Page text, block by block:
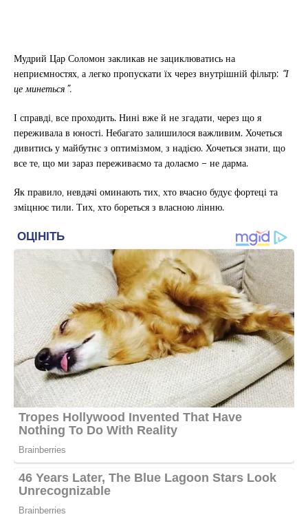
Мудрий Цар Соломон закликав не зациклюватись на
неприємностях, а легко пропускати їх через внутрішній фільтр: “І
це минеться”.
І справді, все проходить. Нині вже й не згадати, через що я
переживала в юності. Небагато залишилося важливим. Хочеться
дивитись у майбутнє з оптимізмом, з надією. Хочеться знати, що
все те, що ми зараз переживаємо та долаємо – не дарма.
Як правило, невдачі оминають тих, хто вчасно будує фортеці та
зміцнює тили. Тих, хто бореться з власною лінню.